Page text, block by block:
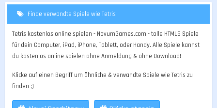
Finde verwandte Spiele wie Tetris
Tetris kostenlos online spielen - NovumGames.com - tolle HTML5 Spiele
für dein Computer, iPad, iPhone, Tablett, oder Handy. Alle Spiele kannst
du kostenlos online spielen ohne Anmeldung & ohne Download!
Klicke auf einen Begriff um ähnliche & verwandte Spiele wie Tetris zu
finden ;)